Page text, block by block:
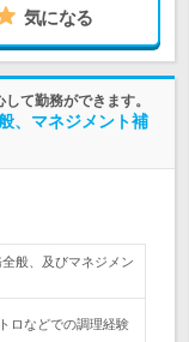
気になる
て勤務ができます。
、マネジメント補
般、及びマネジメン
ロなどでの調理経験